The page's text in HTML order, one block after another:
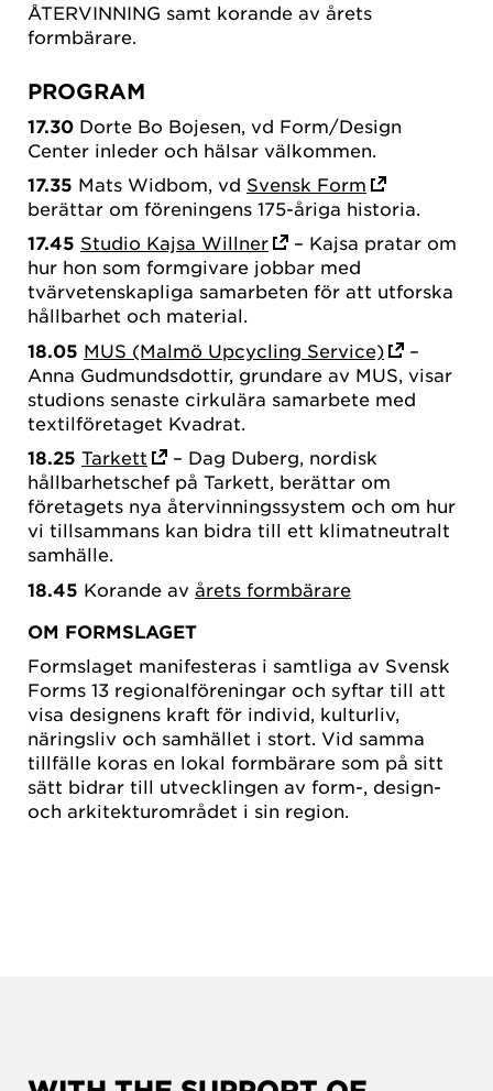
ÅTERVINNING samt korande av årets
formbärare.
PROGRAM
17.30 Dorte Bo Bojesen, vd Form/Design
Center inleder och hälsar välkommen.
17.35 Mats Widbom, vd Svensk Form
berättar om föreningens 175-åriga historia.
17.45 Studio Kajsa Willner
– Kajsa pratar om
hur hon som formgivare jobbar med
tvärvetenskapliga samarbeten för att utforska
hållbarhet och material.
18.05 MUS (Malmö Upcycling Service)
–
Anna Gudmundsdottir, grundare av MUS, visar
studions senaste cirkulära samarbete med
textilföretaget Kvadrat.
18.25 Tarkett
– Dag Duberg, nordisk
hållbarhetschef på Tarkett, berättar om
företagets nya återvinningssystem och om hur
vi tillsammans kan bidra till ett klimatneutralt
samhälle.
18.45 Korande av årets formbärare
OM FORMSLAGET
Formslaget manifesteras i samtliga av Svensk
Forms 13 regionalföreningar och syftar till att
visa designens kraft för individ, kulturliv,
näringsliv och samhället i stort. Vid samma
tillfälle koras en lokal formbärare som på sitt
sätt bidrar till utvecklingen av form-, design-
och arkitekturområdet i sin region.